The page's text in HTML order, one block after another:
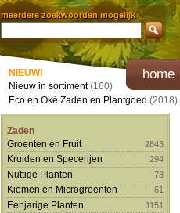
meerdere zoekwoorden mogelijk
home
NIEUW!
Nieuw in sortiment(160)
Eco en Oké Zaden en Plantgoed (2018)
Zaden
Groenten en Fruit
2843
Kruiden en Specerijen 294
Nuttige Planten 78
Kiemen en Microgroenten 61
Eenjarige Planten 1151